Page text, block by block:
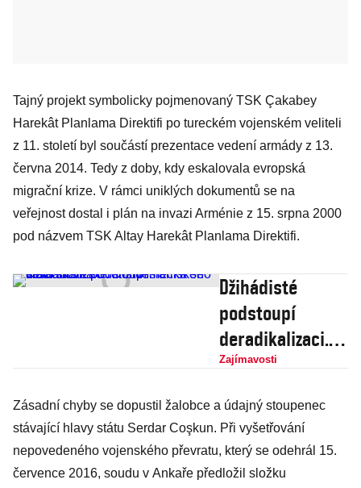
Tajný projekt symbolicky pojmenovaný TSK Çakabey
Harekât Planlama Direktifi po tureckém vojenském veliteli
z 11. století byl součástí prezentace vedení armády z 13.
června 2014. Tedy z doby, kdy eskalovala evropská
migrační krize. V rámci uniklých dokumentů se na
veřejnost dostal i plán na invazi Arménie z 15. srpna 2000
pod názvem TSK Altay Harekât Planlama Direktifi.
Džihádisté
podstoupí
deradikalizaci.
Do Německa se
teroristů
Islámského
státu
Zajímavosti
Zásadní chyby se dopustil žalobce a údajný stoupenec
stávající hlavy státu Serdar Coşkun. Při vyšetřování
nepovedeného vojenského převratu, který se odehrál 15.
července 2016, soudu v Ankaře předložil složku